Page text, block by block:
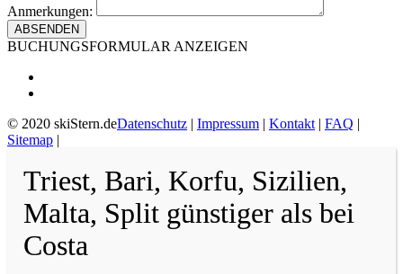
Anmerkungen:
BUCHUNGSFORMULAR ANZEIGEN
© 2020 skiStern.deDatenschutz | Impressum | Kontakt | FAQ |
Sitemap |
Triest, Bari, Korfu, Sizilien,
Malta, Split günstiger als bei
Costa